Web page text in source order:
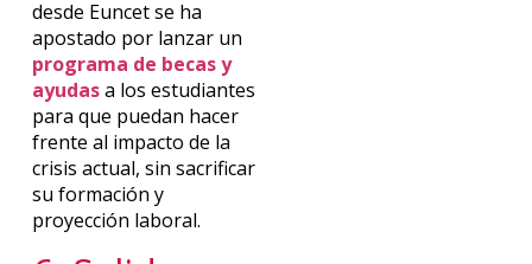
desde Euncet se ha
apostado por lanzar un
programa de becas y
ayudasa los estudiantes
para que puedan hacer
frente al impacto de la
crisis actual, sin sacrificar
su formación y
proyección laboral.